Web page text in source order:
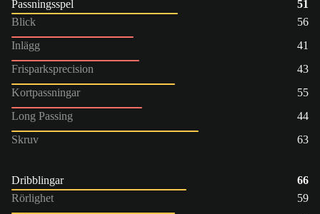
Passningsspel
51
Blick
56
Inlägg
41
Frisparksprecision
43
Kortpassningar
55
Long Passing
44
Skruv
63
Dribblingar
66
Rörlighet
59